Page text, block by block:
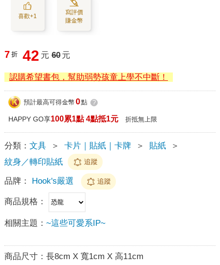
喜歡+1
寫評價
賺金幣
7 折 42 元 60 元
認購希望書包，幫助弱勢孩童上學不中斷！
預計最高可得金幣 0點 ?
HAPPY GO享100累1點 4點抵1元 折抵無上限
分類： 文具 ＞ 卡片｜貼紙｜卡牌 ＞ 貼紙
＞
紋身／轉印貼紙
追蹤
品牌： Hook's嚴選 追蹤
商品規格：
相關主題： ~這些可愛系IP~
商品尺寸： 長8cm X 寬1cm X 高11cm